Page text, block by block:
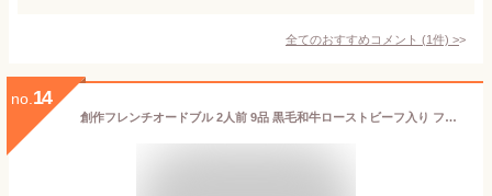
全てのおすすめコメント (1件) >
no. 14
創作フレンチオードブル 2人前 9品 黒毛和牛ローストビーフ入り フレンチシェフが作る 手作り オードブル パーティ お肉料理 洋食 お返し 女子会 ホームパーティ ディナー プレゼント 誕プレ グルメ フレンチ 送料無料 ギフト セット